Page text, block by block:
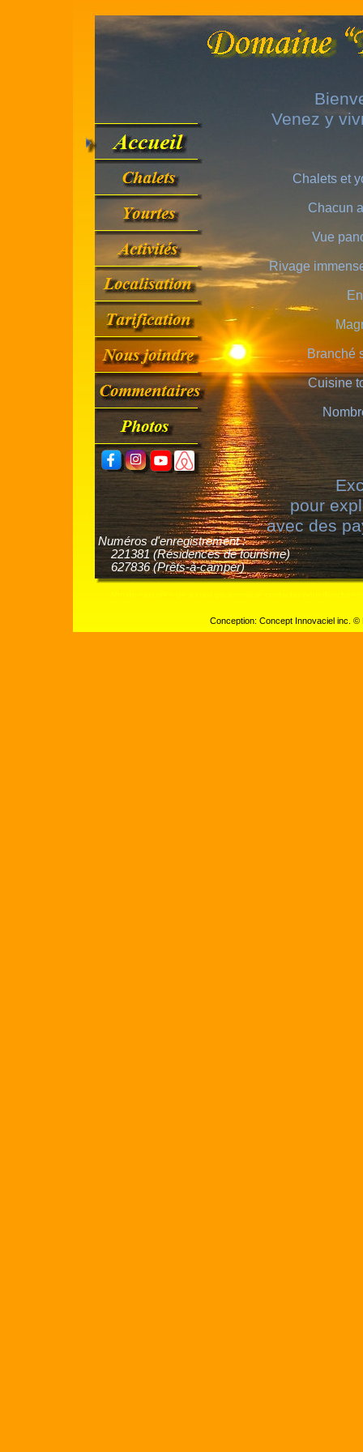
Conception: Concept Innovaciel inc.
pour
avec des
Chalets et
Chacun
Vue
Rivage
Branché
Cuisine
Venez y
Numéros d'enregistrement :
221381 (Résidences de tourisme)
627836 (Prêts-à-camper)